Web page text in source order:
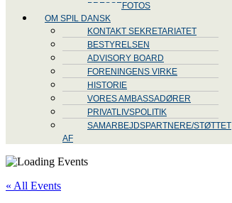
PRESSEFOTOS
OM SPIL DANSK
KONTAKT SEKRETARIATET
BESTYRELSEN
ADVISORY BOARD
FORENINGENS VIRKE
HISTORIE
VORES AMBASSADØRER
PRIVATLIVSPOLITIK
SAMARBEJDSPARTNERE/STØTTET
AF
« All Events